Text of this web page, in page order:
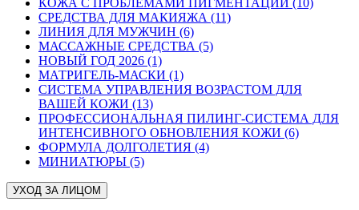
СРЕДСТВА ДЛЯ МАКИЯЖА (11)
ЛИНИЯ ДЛЯ МУЖЧИН (6)
МАССАЖНЫЕ СРЕДСТВА (5)
НОВЫЙ ГОД 2026 (1)
МАТРИГЕЛЬ-МАСКИ (1)
СИСТЕМА УПРАВЛЕНИЯ ВОЗРАСТОМ ДЛЯ
ВАШЕЙ КОЖИ (13)
ПРОФЕССИОНАЛЬНАЯ ПИЛИНГ-СИСТЕМА ДЛЯ
ИНТЕНСИВНОГО ОБНОВЛЕНИЯ КОЖИ (6)
ФОРМУЛА ДОЛГОЛЕТИЯ (4)
МИНИАТЮРЫ (5)
УХОД ЗА ЛИЦОМ